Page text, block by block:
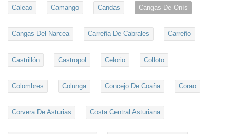
Caleao Camango Candas Cangas De Onís
Cangas Del Narcea Carreña De Cabrales Carreño
Castrillón Castropol Celorio Colloto
Colombres Colunga Concejo De Coaña Corao
Corvera De Asturias Costa Central Asturiana